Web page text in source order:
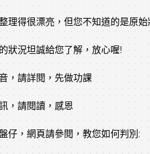
理得很漂亮，但您不知道的是原
狀況坦誠給您了解，放心喔!
，請詳閱，先做功課
，請閱讀，感恩
仔，網頁請參閱，教您如何判別: